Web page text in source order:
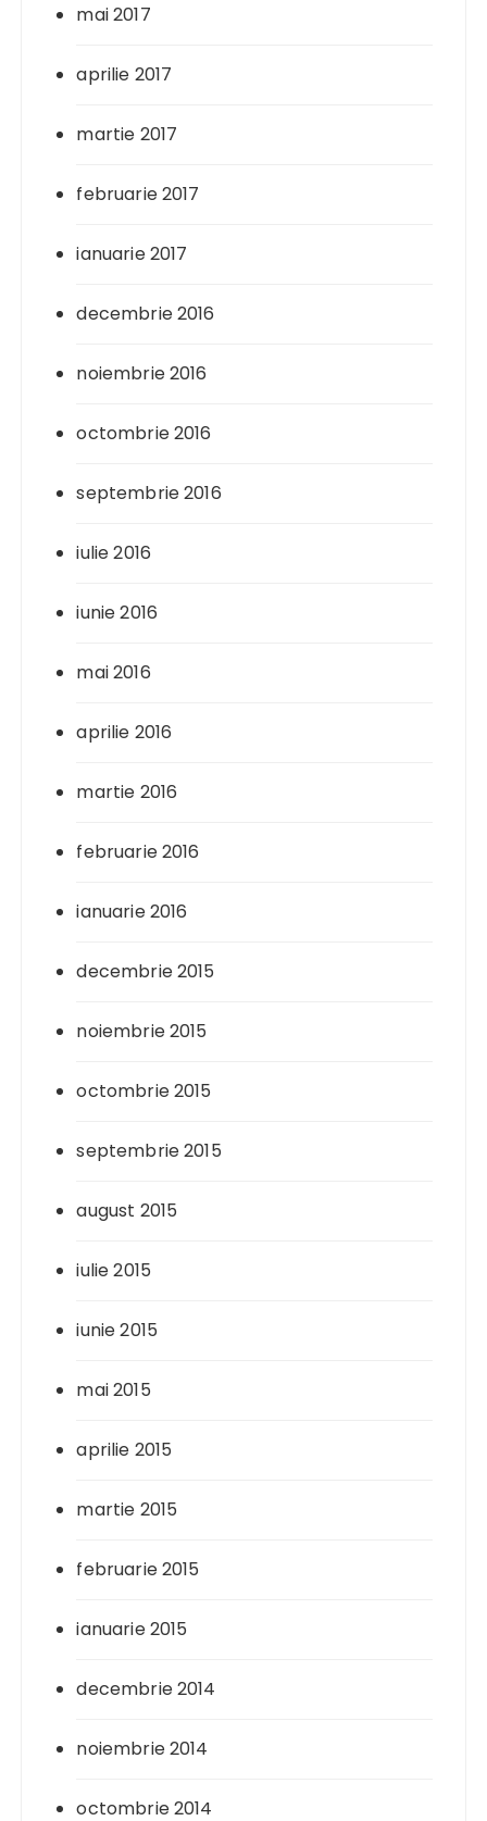
mai 2017
aprilie 2017
martie 2017
februarie 2017
ianuarie 2017
decembrie 2016
noiembrie 2016
octombrie 2016
septembrie 2016
iulie 2016
iunie 2016
mai 2016
aprilie 2016
martie 2016
februarie 2016
ianuarie 2016
decembrie 2015
noiembrie 2015
octombrie 2015
septembrie 2015
august 2015
iulie 2015
iunie 2015
mai 2015
aprilie 2015
martie 2015
februarie 2015
ianuarie 2015
decembrie 2014
noiembrie 2014
octombrie 2014